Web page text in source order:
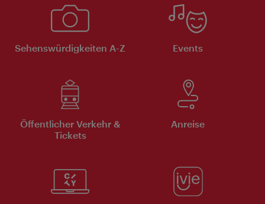
Sehenswürdigkeiten A-Z Events
Öffentlicher Verkehr &
Tickets
Anreise